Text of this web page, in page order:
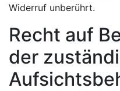
Widerruf unberührt.
Recht auf
der